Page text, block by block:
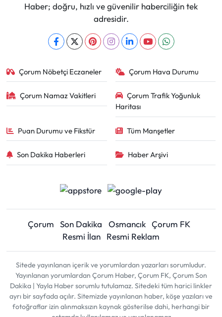
Haber; doğru, hızlı ve güvenilir haberciliğin tek
adresidir.
Çorum Nöbetçi Eczaneler Çorum Hava Durumu
Çorum Namaz Vakitleri
Çorum Trafik Yoğunluk
Haritası
Puan Durumu ve Fikstür Tüm Manşetler
Son Dakika Haberleri Haber Arşivi
Çorum Son Dakika Osmancık Çorum FK
Resmi İlan
Resmi Reklam
Sitede yayınlanan içerik ve yorumlardan yazarları sorumludur.
Yayınlanan yorumlardan Çorum Haber, Çorum FK, Çorum Son
Dakika | Yayla Haber sorumlu tutulamaz. Sitedeki tüm harici linkler
ayrı bir sayfada açılır. Sitemizde yayınlanan haber, köşe yazıları ve
fotoğraflar izin alınmaksızın kaynak gösterilse dahi, herhangi bir